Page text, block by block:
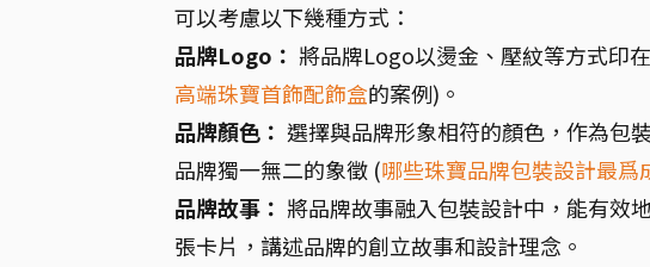
可以考慮以下幾種方式：
品牌Logo： 將品牌Logo以燙金、壓紋等方式印
高端珠寶首飾配飾盒的案例)。
品牌顏色： 選擇與品牌形象相符的顏色，作為包
品牌獨一無二的象徵 (哪些珠寶品牌包裝設計最爲
品牌故事： 將品牌故事融入包裝設計中，能有效
張卡片，講述品牌的創立故事和設計理念。